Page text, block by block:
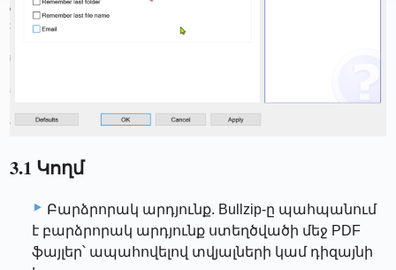
3.1 Կողմ
Բարձրորակ արդյունք. Bullzip-ը պահպանում
է բարձրորակ արդյունք ստեղծվածի մեջ PDF
ֆայլեր՝ ապահովելով տվյալների կամ դիզայնի